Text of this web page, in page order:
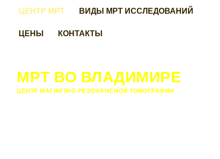
ЦЕНТР МРТ
ВИДЫ МРТ ИССЛЕДОВАНИЙ
ЦЕНЫ
КОНТАКТЫ
МРТ ВО ВЛАДИМИРЕ
ЦЕНТР МАГНИТНО-РЕЗОНАНСНОЙ ТОМОГРАФИИ